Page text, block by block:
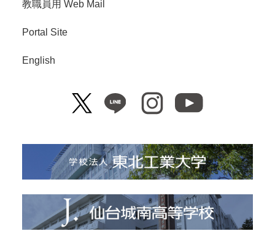
教職員用 Web Mail
Portal Site
English